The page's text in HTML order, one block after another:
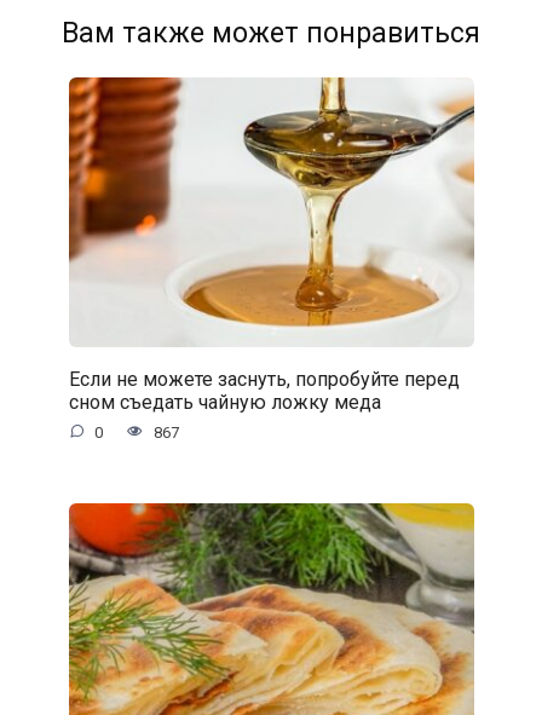
Вам также может понравиться
Если не можете заснуть, попробуйте перед
сном съедать чайную ложку меда
0 867